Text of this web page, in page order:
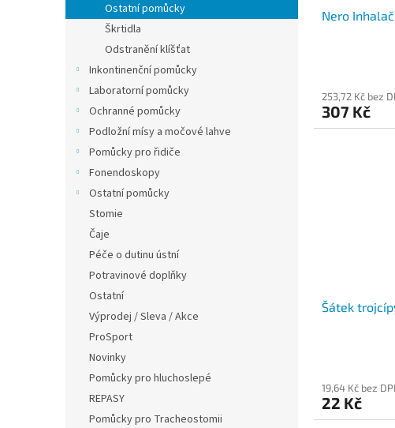
Ostatní pomůcky
Škrtidla
Odstranění klíšťat
Inkontinenční pomůcky
Laboratorní pomůcky
Ochranné pomůcky
Podložní mísy a močové lahve
Pomůcky pro řidiče
Fonendoskopy
Ostatní pomůcky
Stomie
Čaje
Péče o dutinu ústní
Potravinové doplňky
Ostatní
Výprodej / Sleva / Akce
ProSport
Novinky
Pomůcky pro hluchoslepé
REPASY
Pomůcky pro Tracheostomii
Nero
produktu
je
4,0
253,72 Kč bez
307 Kč
Šátek
19,64 Kč bez
22 Kč